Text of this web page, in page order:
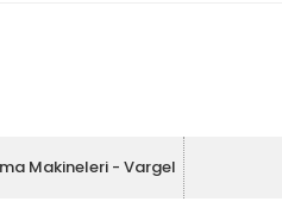
Makineleri - Vargel